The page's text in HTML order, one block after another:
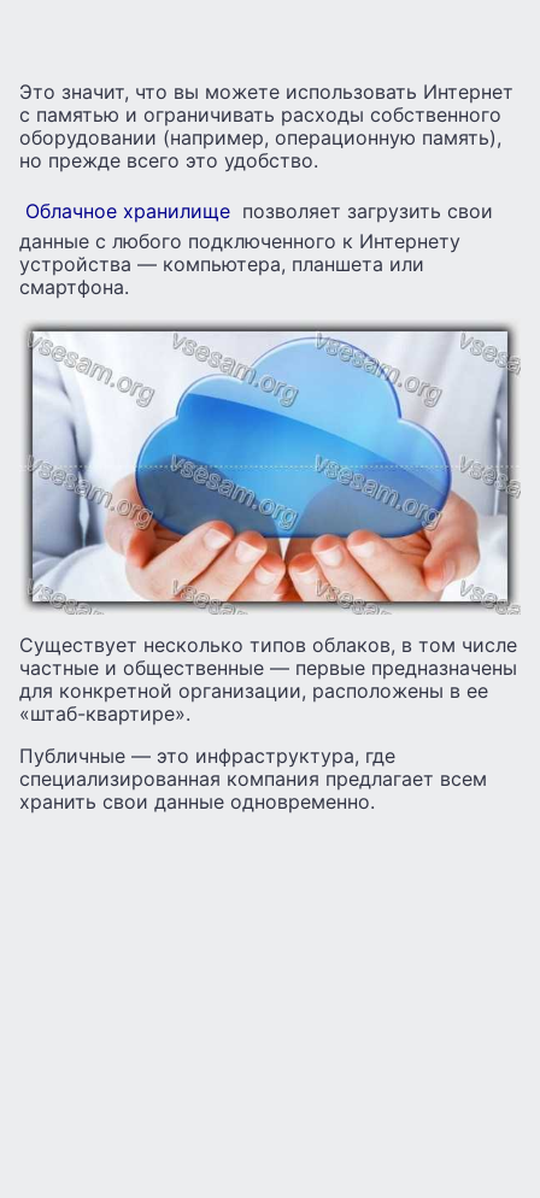
Это значит, что вы можете использовать Интернет
с памятью и ограничивать расходы собственного
оборудовании (например, операционную память),
но прежде всего это удобство.
Облачное хранилище позволяет загрузить свои
данные с любого подключенного к Интернету
устройства — компьютера, планшета или
смартфона.
Существует несколько типов облаков, в том числе
частные и общественные — первые предназначены
для конкретной организации, расположены в ее
«штаб-квартире».
Публичные — это инфраструктура, где
специализированная компания предлагает всем
хранить свои данные одновременно.